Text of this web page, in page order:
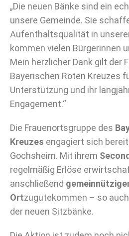
„Die neuen Bänke sind ein
unsere Gemeinde. Sie
Aufenthaltsqualität in
kommen vielen Bürgerinnen
Mein herzlicher Dank gilt der
Bayerischen Roten Kreuzes
Unterstützung und ihr
Engagement.“
Die Frauenortsgruppe des
Kreuzes engagiert sich
Gochsheim. Mit ihrem
regelmäßig Erlöse
anschließend
Ortzugutekommen – so
der neuen Sitzbänke.